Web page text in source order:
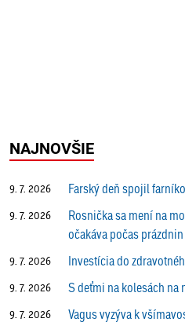
NAJNOVŠIE
9. 7. 2026 Farský deň spojil
9. 7. 2026
Rosnička sa mení na
očakáva počas prázdnin
9. 7. 2026 Investícia do
9. 7. 2026 S deťmi na kolesách na
9. 7. 2026 Vagus vyzýva k